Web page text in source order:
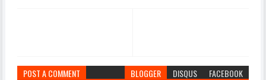
POST A COMMENT BLOGGER DISQUS FACEBOOK